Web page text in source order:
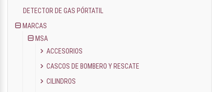
DETECTOR DE GAS PÓRTATIL
MARCAS
MSA
ACCESORIOS
CASCOS DE BOMBERO Y RESCATE
CILINDROS